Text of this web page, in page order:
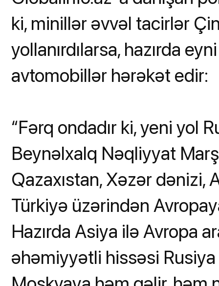
ki, minillər əvvəl tacirlər
yollanırdılarsa, hazırda
avtomobillər hərəkət edir:
“Fərq ondadır ki, yeni yol
Beynəlxalq Nəqliyyat
Qazaxıstan, Xəzər dənizi,
Türkiyə üzərindən
Hazırda Asiya ilə Avropa
əhəmiyyətli hissəsi